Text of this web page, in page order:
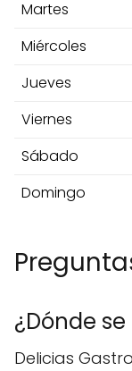
Martes
Miércoles
Jueves
Viernes
Sábado
Domingo
¿Dónde
Delicias